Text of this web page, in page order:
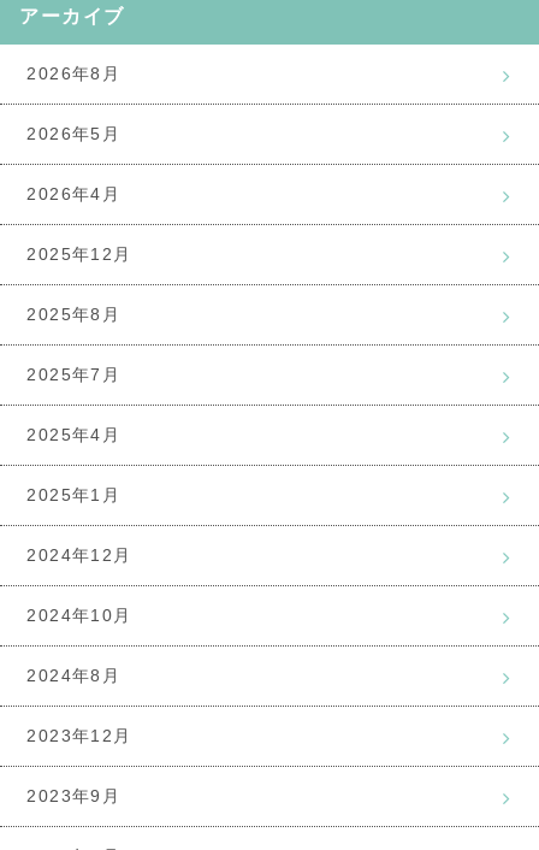
アーカイブ
2026年8月
2026年5月
2026年4月
2025年12月
2025年8月
2025年7月
2025年4月
2025年1月
2024年12月
2024年10月
2024年8月
2023年12月
2023年9月